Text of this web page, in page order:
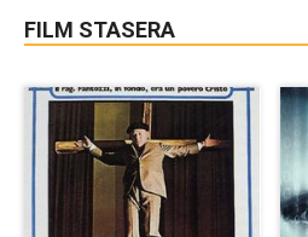
FILM STASERA